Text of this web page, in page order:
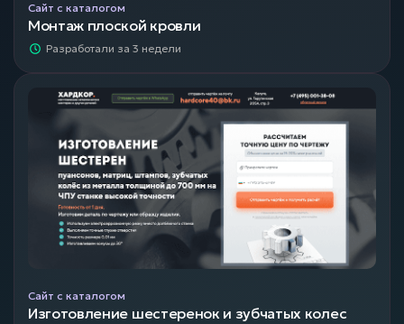
Сайт с каталогом
Монтаж плоской кровли
Разработали за 3 недели
Сайт с каталогом
Изготовление шестеренок и зубчатых колес